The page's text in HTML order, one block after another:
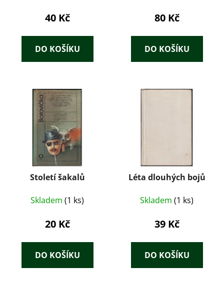
40 Kč
DO KOŠÍKU
80 Kč
DO KOŠÍKU
Století šakalů
Skladem (1 ks)
20 Kč
DO KOŠÍKU
Léta dlouhých bojů
Skladem (1 ks)
39 Kč
DO KOŠÍKU